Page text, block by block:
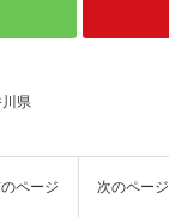
県
ページ 次のページ